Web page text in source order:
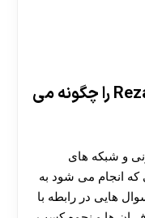
مصاحبه اختصاصی با Rezafahim را چگونه می
و شبکه های
انجام می شود به
هایی در رابطه با